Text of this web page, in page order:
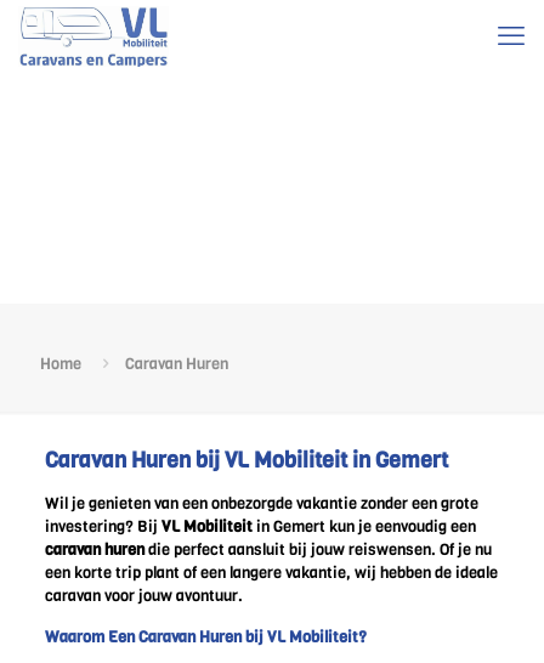
Home Caravan Huren
Caravan Huren bij VL Mobiliteit in Gemert
Wil je genieten van een onbezorgde vakantie zonder een grote
investering? Bij VL Mobiliteitin Gemert kun je eenvoudig een
caravan hurendie perfect aansluit bij jouw reiswensen. Of je nu
een korte trip plant of een langere vakantie, wij hebben de ideale
caravan voor jouw avontuur.
Waarom Een Caravan Huren bij VL Mobiliteit?